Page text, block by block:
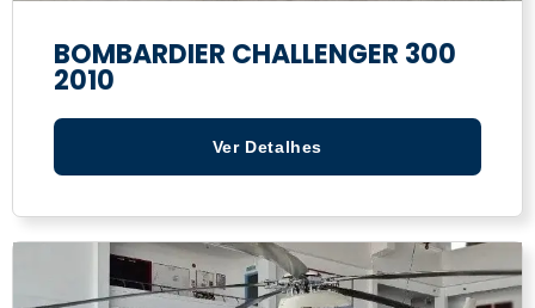
BOMBARDIER CHALLENGER 300
2010
Ver Detalhes